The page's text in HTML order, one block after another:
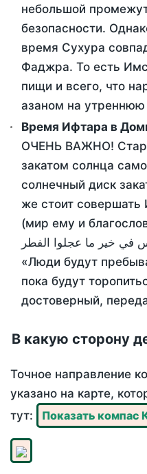
небольшой
безопасности.
время Сухура
Фаджра. То есть
пищи и всего, что
азаном на утреннюю
Время Ифтара в
ОЧЕНЬ ВАЖНО!
закатом солнца
солнечный диск
же стоит совершать
(мир ему и
في خير ما عجلوا الفطر
«Люди будут
пока будут
достоверный,
В какую сторону
Точное направление
указано на карте,
тут:
Показать компас